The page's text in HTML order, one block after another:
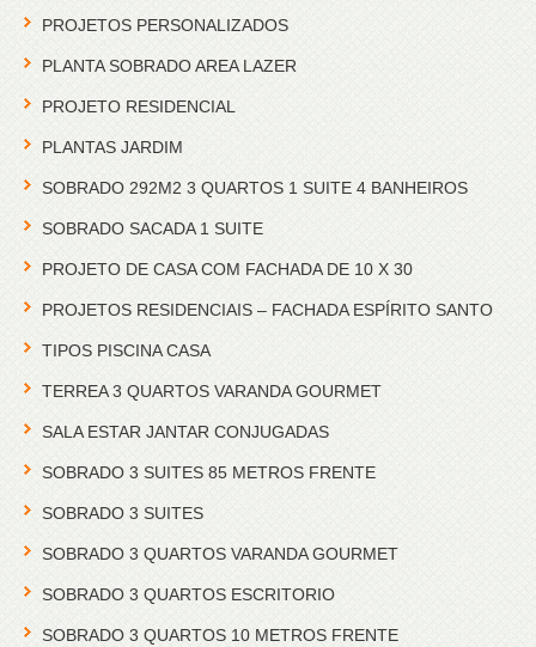
PROJETOS PERSONALIZADOS
PLANTA SOBRADO AREA LAZER
PROJETO RESIDENCIAL
PLANTAS JARDIM
SOBRADO 292M2 3 QUARTOS 1 SUITE 4 BANHEIROS
SOBRADO SACADA 1 SUITE
PROJETO DE CASA COM FACHADA DE 10 X 30
PROJETOS RESIDENCIAIS – FACHADA ESPÍRITO SANTO
TIPOS PISCINA CASA
TERREA 3 QUARTOS VARANDA GOURMET
SALA ESTAR JANTAR CONJUGADAS
SOBRADO 3 SUITES 85 METROS FRENTE
SOBRADO 3 SUITES
SOBRADO 3 QUARTOS VARANDA GOURMET
SOBRADO 3 QUARTOS ESCRITORIO
SOBRADO 3 QUARTOS 10 METROS FRENTE